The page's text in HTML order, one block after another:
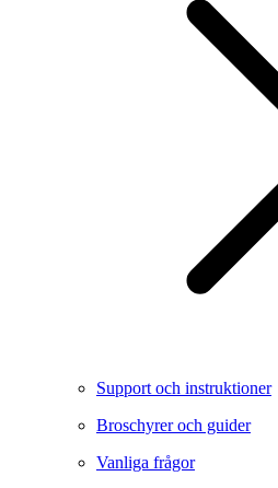
Support och instruktioner
Broschyrer och guider
Vanliga frågor